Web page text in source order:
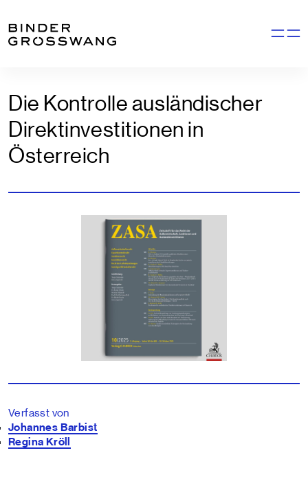
Die Kontrolle ausländischer
Direktinvestitionen in
Österreich
Verfasst von
Johannes Barbist
Regina Kröll